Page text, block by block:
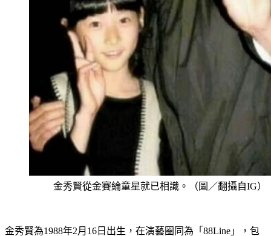
金秀賢從金賽綸童星就已相識。（圖／翻攝自IG）
金秀賢為1988年2月16日出生，在演藝圈同為「88Line」，包